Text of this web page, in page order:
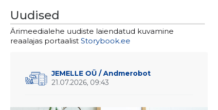
Uudised
Ärimeedialehe uudiste laiendatud kuvamine
reaalajas portaalistStorybook.ee
JEMELLE OÜ / Andmerobot
21.07.2026, 09:43